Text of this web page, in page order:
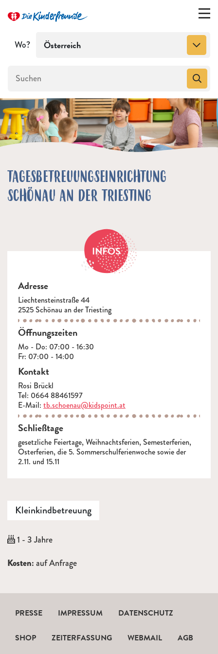
Wo? Österreich
TAGESBETREUUNGSEINRICHTUNG
SCHÖNAU AN DER TRIESTING
INFOS
Adresse
Liechtensteinstraße 44
2525 Schönau an der Triesting
Öffnungszeiten
Mo - Do: 07:00 - 16:30
Fr: 07:00 - 14:00
Kontakt
Rosi Brückl
Tel: 0664 88461597
E-Mail: tb.schoenau@kidspoint.at
Schließtage
gesetzliche Feiertage, Weihnachtsferien, Semesterferien,
Osterferien, die 5. Sommerschulferienwoche sowie der
2.11. und 15.11
Kleinkindbetreuung
Alter:
1 - 3 Jahre
Beschreibung
Kosten:auf Anfrage
PRESSE IMPRESSUM DATENSCHUTZ
SHOP ZEITERFASSUNG WEBMAIL AGB